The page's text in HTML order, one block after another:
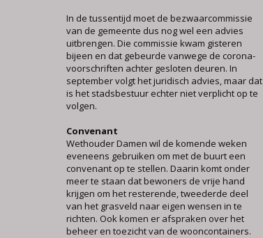
In de tussentijd moet de bezwaarcommissie
van de gemeente dus nog wel een advies
uitbrengen. Die commissie kwam gisteren
bijeen en dat gebeurde vanwege de corona-
voorschriften achter gesloten deuren. In
september volgt het juridisch advies, maar dat
is het stadsbestuur echter niet verplicht op te
volgen.
Convenant
Wethouder Damen wil de komende weken
eveneens gebruiken om met de buurt een
convenant op te stellen. Daarin komt onder
meer te staan dat bewoners de vrije hand
krijgen om het resterende, tweederde deel
van het grasveld naar eigen wensen in te
richten. Ook komen er afspraken over het
beheer en toezicht van de wooncontainers.